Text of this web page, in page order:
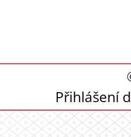
Přihlášení